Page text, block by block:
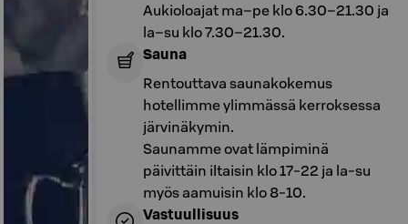
Aukioloajat ma–pe klo 6.30–21.30 ja
la–su klo 7.30–21.30.
Sauna
Rentouttava saunakokemus
hotellimme ylimmässä kerroksessa
järvinäkymin.
Saunamme ovat lämpiminä
päivittäin iltaisin klo 17-22 ja la-su
myös aamuisin klo 8-10.
Vastuullisuus